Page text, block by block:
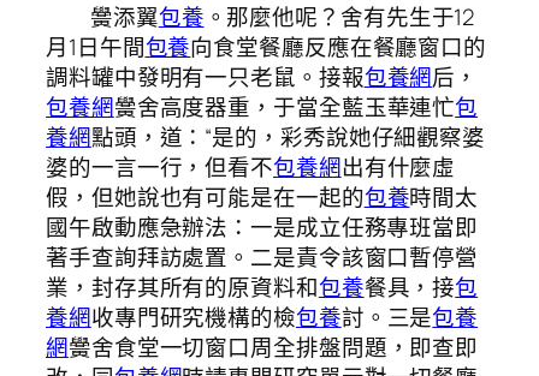
黌添翼包養 。那麼他呢？舍有先生于12
月1日午間包養向食堂餐廳反應在餐廳窗口的
調料罐中發明有一只老鼠。接報包養網后，
包養網黌舍高度器重，于當全藍玉華連忙包
養網點頭，道：“是的，彩秀說她仔細觀察婆
婆的一言一行，但看不包養網出有什麼虛
假，但她說也有可能是在一起的包養時間太
國午啟動應急辦法：一是成立任務專班當即
著手查詢拜訪處置。二是責令該窗口暫停營
業，封存其所有的原資料和包養餐具，接包
養網收專門研究機構的檢包養討。三是包養
網黌舍食堂一切窗口周全排盤問題，即查即